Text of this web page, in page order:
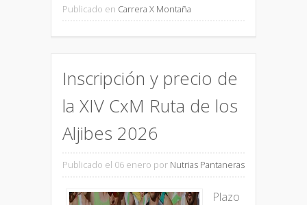
Publicado en Carrera X Montaña
Inscripción y precio de
la XIV CxM Ruta de los
Aljibes 2026
Publicado el 06 enero por Nutrias Pantaneras
Plazo